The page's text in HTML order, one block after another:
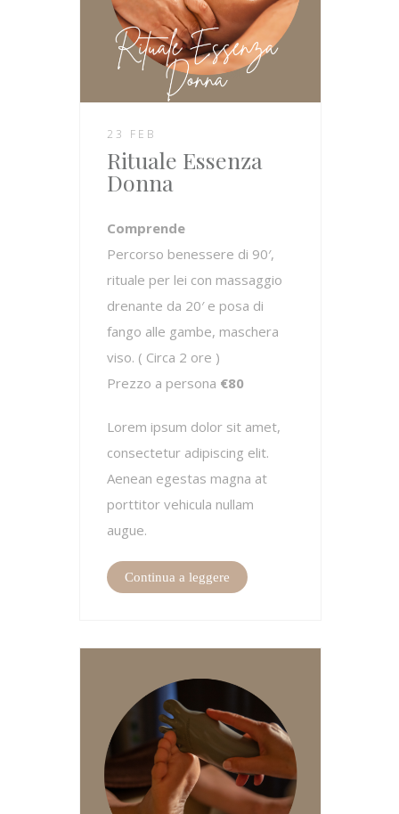
23 FEB
Rituale Essenza
Donna
Comprende
Percorso benessere di 90′,
rituale per lei con massaggio
drenante da 20′ e posa di
fango alle gambe, maschera
viso. ( Circa 2 ore )
Prezzo a persona €80
Lorem ipsum dolor sit amet,
consectetur adipiscing elit.
Aenean egestas magna at
porttitor vehicula nullam
augue.
Continua a leggere